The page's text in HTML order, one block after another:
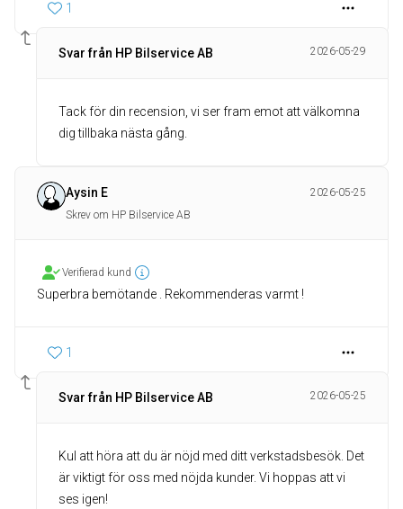
1
Svar från HP Bilservice AB 2026-05-29
Tack för din recension, vi ser fram emot att välkomna
dig tillbaka nästa gång.
Aysin E
2026-05-25
Skrev om HP Bilservice AB
Verifierad kund
Superbra bemötande . Rekommenderas varmt !
1
Svar från HP Bilservice AB 2026-05-25
Kul att höra att du är nöjd med ditt verkstadsbesök. Det
är viktigt för oss med nöjda kunder. Vi hoppas att vi
ses igen!